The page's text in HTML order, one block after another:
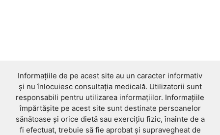
Informațiile de pe acest site au un caracter informativ
și nu înlocuiesc consultația medicală. Utilizatorii sunt
responsabili pentru utilizarea informațiilor. Informațiile
împărtășite pe acest site sunt destinate persoanelor
sănătoase și orice dietă sau exercițiu fizic, înainte de a
fi efectuat, trebuie să fie aprobat și supravegheat de